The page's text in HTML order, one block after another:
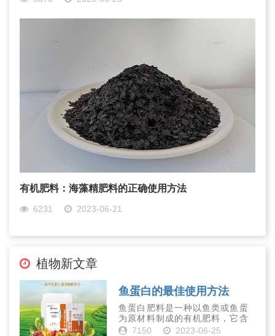
有机肥料：海藻精肥料的正确使用方法
6231 2023-06-21
植物新文章
鱼蛋白的最佳使用方法
鱼蛋白肥料是一种以鱼类或鱼蛋
为原材料制成的有机肥料，它含
有丰富的营养物质，如氮、磷、
7150
2023-06-25